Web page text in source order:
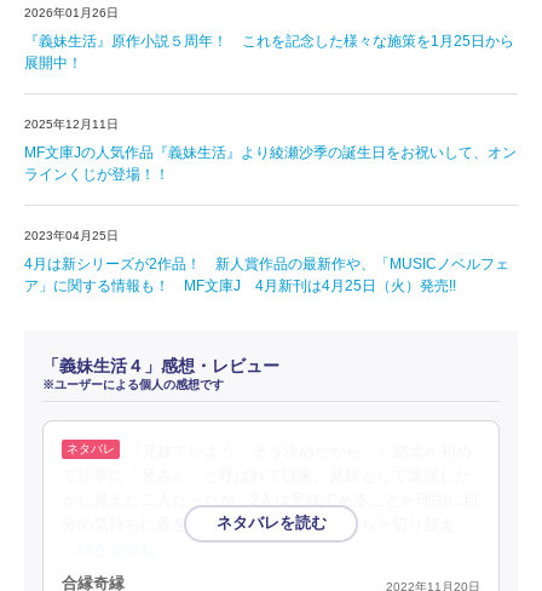
2026年01月26日
『義妹生活』原作小説５周年！ これを記念した様々な施策を1月25日から
展開中！
2025年12月11日
MF文庫Jの人気作品『義妹生活』より綾瀬沙季の誕生日をお祝いして、オン
ラインくじが登場！！
2023年04月25日
4月は新シリーズが2作品！ 新人賞作品の最新作や、「MUSICノベルフェ
ア」に関する情報も！ MF文庫J 4月新刊は4月25日（火）発売!!
「義妹生活４」感想・レビュー
※ユーザーによる個人の感想です
分の気持ちに蓋をして、距離を置き、気持ちを切り替え
合縁奇縁 2022年11月20日